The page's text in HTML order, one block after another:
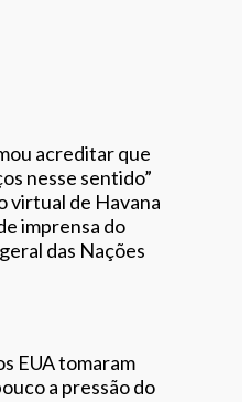
acreditar que
nesse sentido”
virtual de Havana
imprensa do
das Nações
EUA tomaram
a pressão do